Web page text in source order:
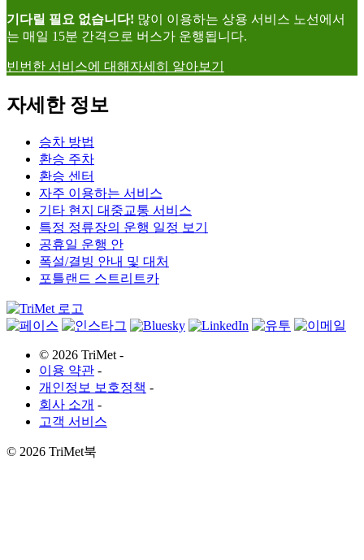
기다릴 필요 없습니다! 많이 이용하는 상용 서비스 노선에서
는 매일 15분 간격으로 버스가 운행됩니다.
빈번한 서비스에 대해 자세히 알아보기
자세한 정보
승차 방법
환승 주차
환승 센터
자주 이용하는 서비스
기타 현지 대중교통 서비스
특정 정류장의 운행 일정 보기
공휴일 운행 안
폭설/결빙 안내 및 대처
포틀랜드 스트리트카
© 2026 TriMet -
이용 약관 -
개인정보 보호정책 -
회사 소개 -
고객 서비스
© 2026 TriMet북